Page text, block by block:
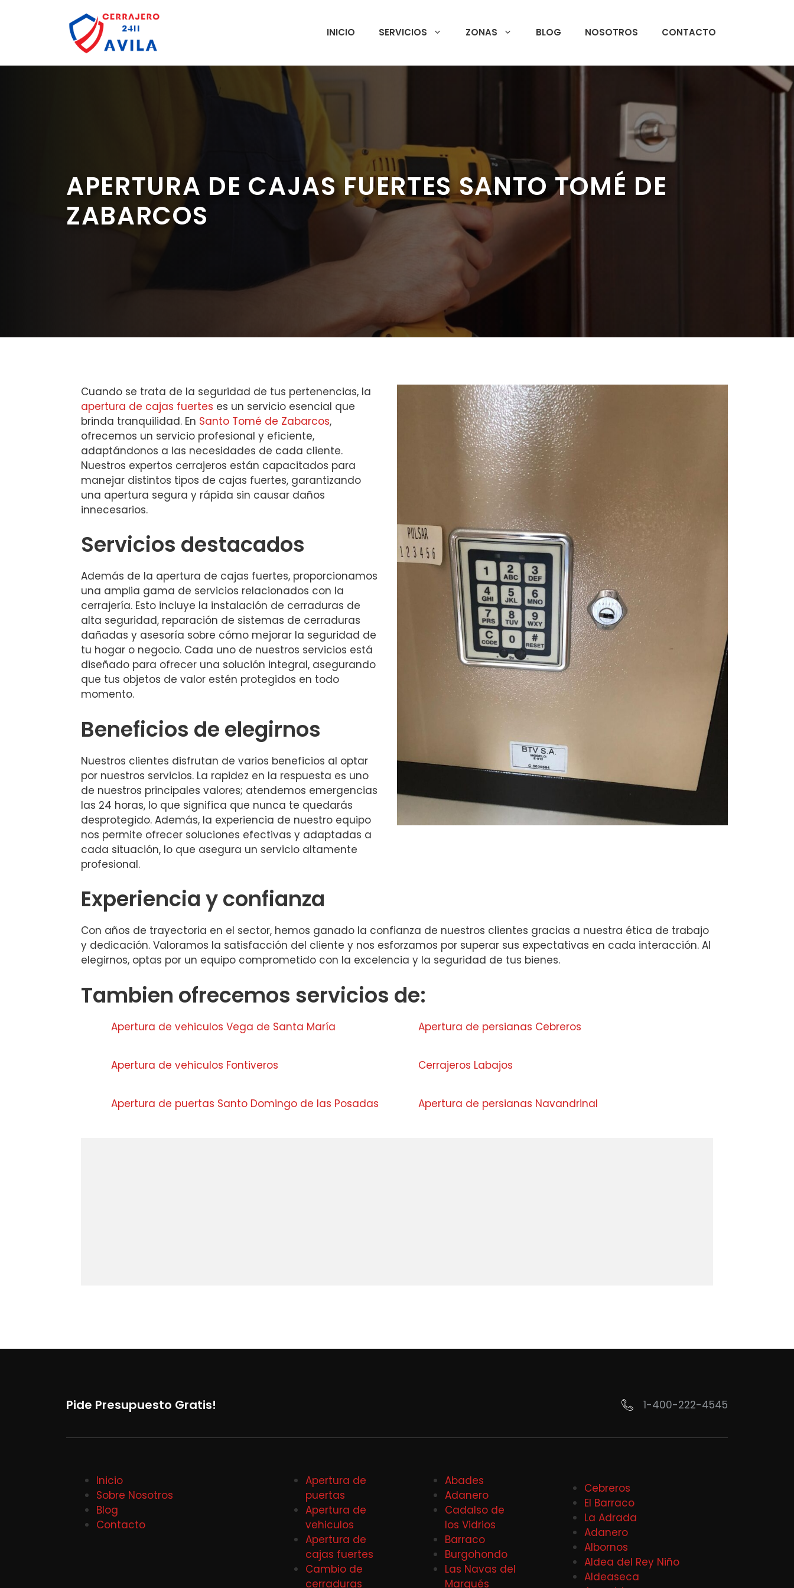
INICIO SERVICIOS ZONAS BLOG NOSOTROS CONTACTO
APERTURA DE CAJAS FUERTES SANTO TOMÉ DE
ZABARCOS
Cuando se trata de la seguridad de tus pertenencias, la
apertura de cajas fuertes es un servicio esencial que
brinda tranquilidad. En Santo Tomé de Zabarcos,
ofrecemos un servicio profesional y eficiente,
adaptándonos a las necesidades de cada cliente.
Nuestros expertos cerrajeros están capacitados para
manejar distintos tipos de cajas fuertes, garantizando
una apertura segura y rápida sin causar daños
innecesarios.
Servicios destacados
Además de la apertura de cajas fuertes, proporcionamos
una amplia gama de servicios relacionados con la
cerrajería. Esto incluye la instalación de cerraduras de
alta seguridad, reparación de sistemas de cerraduras
dañadas y asesoría sobre cómo mejorar la seguridad de
tu hogar o negocio. Cada uno de nuestros servicios está
diseñado para ofrecer una solución integral, asegurando
que tus objetos de valor estén protegidos en todo
momento.
Beneficios de elegirnos
Nuestros clientes disfrutan de varios beneficios al optar
por nuestros servicios. La rapidez en la respuesta es uno
de nuestros principales valores; atendemos emergencias
las 24 horas, lo que significa que nunca te quedarás
desprotegido. Además, la experiencia de nuestro equipo
nos permite ofrecer soluciones efectivas y adaptadas a
cada situación, lo que asegura un servicio altamente
profesional.
Experiencia y confianza
Con años de trayectoria en el sector, hemos ganado la confianza de nuestros clientes gracias a nuestra ética de trabajo
y dedicación. Valoramos la satisfacción del cliente y nos esforzamos por superar sus expectativas en cada interacción. Al
elegirnos, optas por un equipo comprometido con la excelencia y la seguridad de tus bienes.
Tambien ofrecemos servicios de:
Apertura de vehiculos Vega de Santa María Apertura de persianas Cebreros
Apertura de vehiculos Fontiveros Cerrajeros Labajos
Apertura de puertas Santo Domingo de las Posadas Apertura de persianas Navandrinal
Pide Presupuesto Gratis! 1-400-222-4545
Inicio
Sobre Nosotros
Blog
Contacto
Apertura de
puertas
Apertura de
vehiculos
Apertura de
cajas fuertes
Cambio de
cerraduras
Abades
Adanero
Cadalso de
los Vidrios
Barraco
Burgohondo
Las Navas del
Marqués
Cebreros
El Barraco
La Adrada
Adanero
Albornos
Aldea del Rey Niño
Aldeaseca